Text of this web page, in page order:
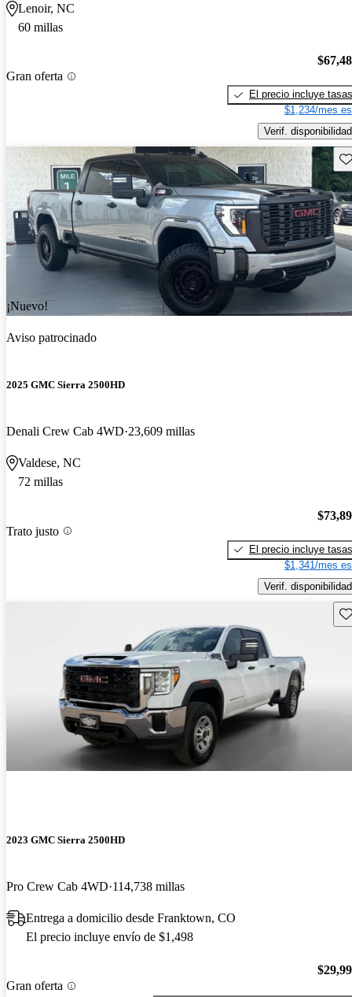
Lenoir, NC
60 millas
Gran oferta
El precio incluye tasas
$1,234/mes
Verif. disponibilidad
¡Nuevo!
Aviso patrocinado
2025 GMC Sierra 2500HD
Denali Crew Cab 4WD 23,609 millas
Valdese, NC
72 millas
Trato justo
El precio incluye tasas
$1,341/mes
Verif. disponibilidad
2023 GMC Sierra 2500HD
Pro Crew Cab 4WD 114,738 millas
Entrega a domicilio desde Franktown, CO
El precio incluye envío de $1,498
Gran oferta